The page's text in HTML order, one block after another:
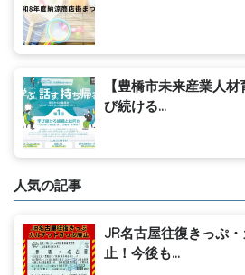
【豊橋市未来産業人
び続ける...
人気の記事
JR名古屋往復きっぷ
止！今後も...